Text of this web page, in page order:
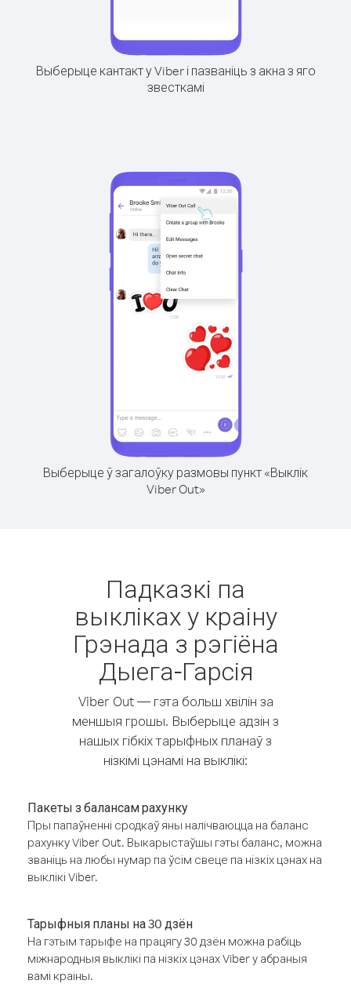
Выберыце кантакт у Viber і пазваніць з акна з яго
звесткамі
Выберыце ў загалоўку размовы пункт «Выклік
Viber Out»
Падказкі па
выкліках у краіну
Грэнада з рэгіёна
Дыега-Гарсія
Viber Out — гэта больш хвілін за
меншыя грошы. Выберыце адзін з
нашых гібкіх тарыфных планаў з
нізкімі цэнамі на выклікі:
Пакеты з балансам рахунку
Пры папаўненні сродкаў яны налічваюцца на баланс
рахунку Viber Out. Выкарыстаўшы гэты баланс, можна
званіць на любы нумар па ўсім свеце па нізкіх цэнах на
выклікі Viber.
Тарыфныя планы на 30 дзён
На гэтым тарыфе на працягу 30 дзён можна рабіць
міжнародныя выклікі па нізкіх цэнах Viber у абраныя
вамі краіны.